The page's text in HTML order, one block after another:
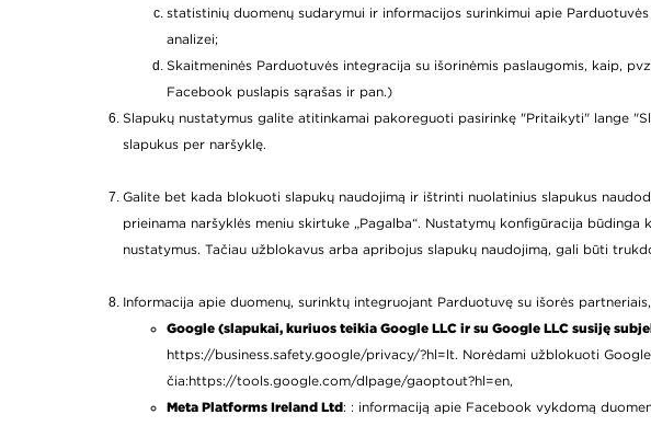
statistinių duomenų sudarymui ir informacijos surinkimui apie
analizei;
Skaitmeninės Parduotuvės integracija su išorinėmis paslaugomis, kaip,
Facebook puslapis sąrašas ir pan.)
Slapukų nustatymus galite atitinkamai pakoreguoti pasirinkę "Pritaikyti" lange
slapukus per naršyklę.
Galite bet kada blokuoti slapukų naudojimą ir ištrinti nuolatinius slapukus
prieinama naršyklės meniu skirtuke „Pagalba“. Nustatymų konfigūracija
nustatymus. Tačiau užblokavus arba apribojus slapukų naudojimą, gali būti
Informacija apie duomenų, surinktų integruojant Parduotuvę su išorės
Google (slapukai, kuriuos teikia Google LLC ir su Google LLC susiję
https://business.safety.google/privacy/?hl=lt. Norėdami užblokuoti
čia:https://tools.google.com/dlpage/gaoptout?hl=en,
Meta Platforms Ireland Ltd: : informaciją apie Facebook vykdomą